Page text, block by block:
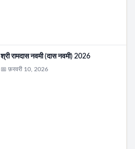
श्री रामदास नवमी (दास नवमी) 2026
📅 फ़रवरी 10, 2026